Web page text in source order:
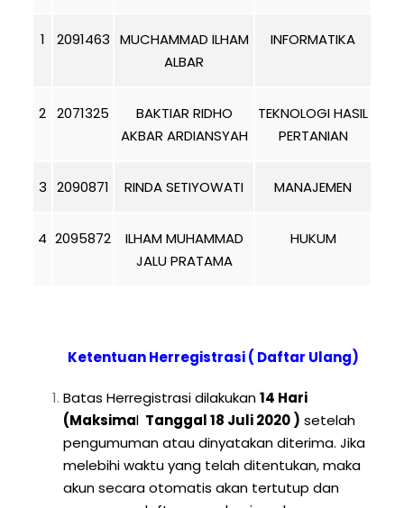
1 2091463 MUCHAMMAD ILHAM
ALBAR
INFORMATIKA
2 2071325
BAKTIAR RIDHO
AKBAR ARDIANSYAH
TEKNOLOGI HASIL
PERTANIAN
3 2090871 RINDA SETIYOWATI MANAJEMEN
4 2095872
ILHAM MUHAMMAD
JALU PRATAMA
HUKUM
Ketentuan Herregistrasi ( Daftar Ulang)
Batas Herregistrasi dilakukan14 Hari
(Maksimal Tanggal 18 Juli 2020 ) setelah
pengumuman atau dinyatakan diterima. Jika
melebihi waktu yang telah ditentukan, maka
akun secara otomatis akan tertutup dan